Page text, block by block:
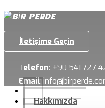
İletişime Geçin
Telefon: +90 541 727
Email:
Hakkımızda